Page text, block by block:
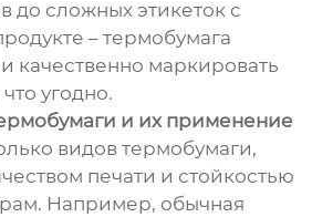
до сложных этикеток с
– термобумага
качественно маркировать
угодно.
и их применение
видов термобумаги,
печати и стойкостью
Например, обычная